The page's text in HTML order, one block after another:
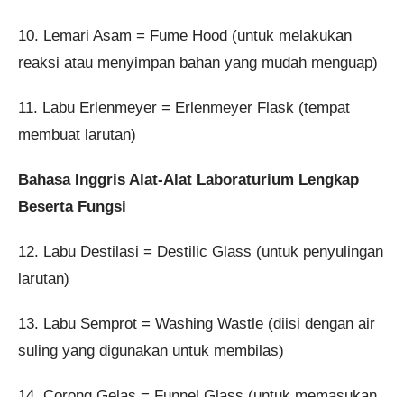
10. Lemari Asam = Fume Hood (untuk melakukan
reaksi atau menyimpan bahan yang mudah menguap)
11. Labu Erlenmeyer = Erlenmeyer Flask (tempat
membuat larutan)
Bahasa Inggris Alat-Alat Laboraturium Lengkap
Beserta Fungsi
12. Labu Destilasi = Destilic Glass (untuk penyulingan
larutan)
13. Labu Semprot = Washing Wastle (diisi dengan air
suling yang digunakan untuk membilas)